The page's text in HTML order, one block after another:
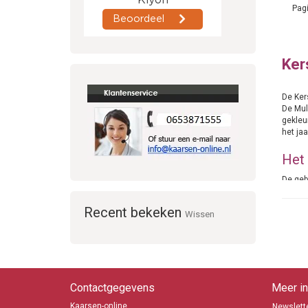
Recent bekeken Wissen
De
De
het
Het
De
Contactgegevens
Kaarsen-online
Meer